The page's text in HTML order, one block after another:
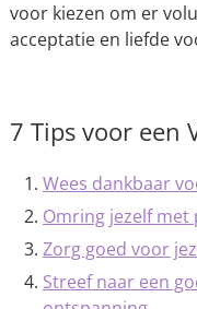
voor kiezen om er
acceptatie en liefde
7 Tips voor een
Wees dankbaar
Omring jezelf met
Zorg goed voor
Streef naar een